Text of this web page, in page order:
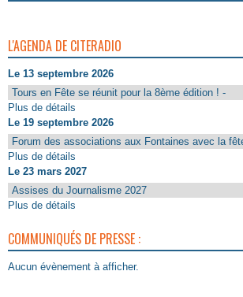
L'AGENDA DE CITERADIO
Le 13 septembre 2026
Tours en Fête se réunit pour la 8ème édition ! -
Plus de détails
Le 19 septembre 2026
Forum des associations aux Fontaines avec la
Plus de détails
Le 23 mars 2027
Assises du Journalisme 2027
Plus de détails
COMMUNIQUÉS DE PRESSE :
Aucun évènement à afficher.